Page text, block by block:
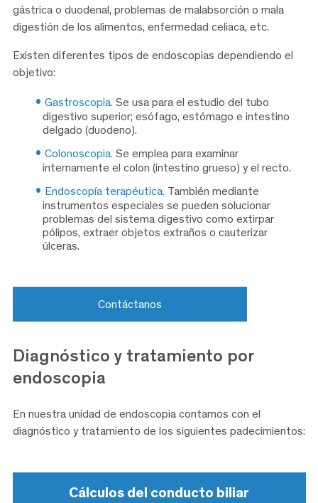
gástrica o duodenal, problemas de malabsorción o mala
digestión de los alimentos, enfermedad celiaca, etc.
Existen diferentes tipos de endoscopias dependiendo el
objetivo:
Gastroscopia. Se usa para el estudio del tubo
digestivo superior; esófago, estómago e intestino
delgado (duodeno).
Colonoscopia. Se emplea para examinar
internamente el colon (intestino grueso) y el recto.
Endoscopía terapéutica. También mediante
instrumentos especiales se pueden solucionar
problemas del sistema digestivo como extirpar
pólipos, extraer objetos extraños o cauterizar
úlceras.
Contáctanos
Diagnóstico y tratamiento por
endoscopia
En nuestra unidad de endoscopia contamos con el
diagnóstico y tratamiento de los siguientes padecimientos:
Cálculos del conducto biliar